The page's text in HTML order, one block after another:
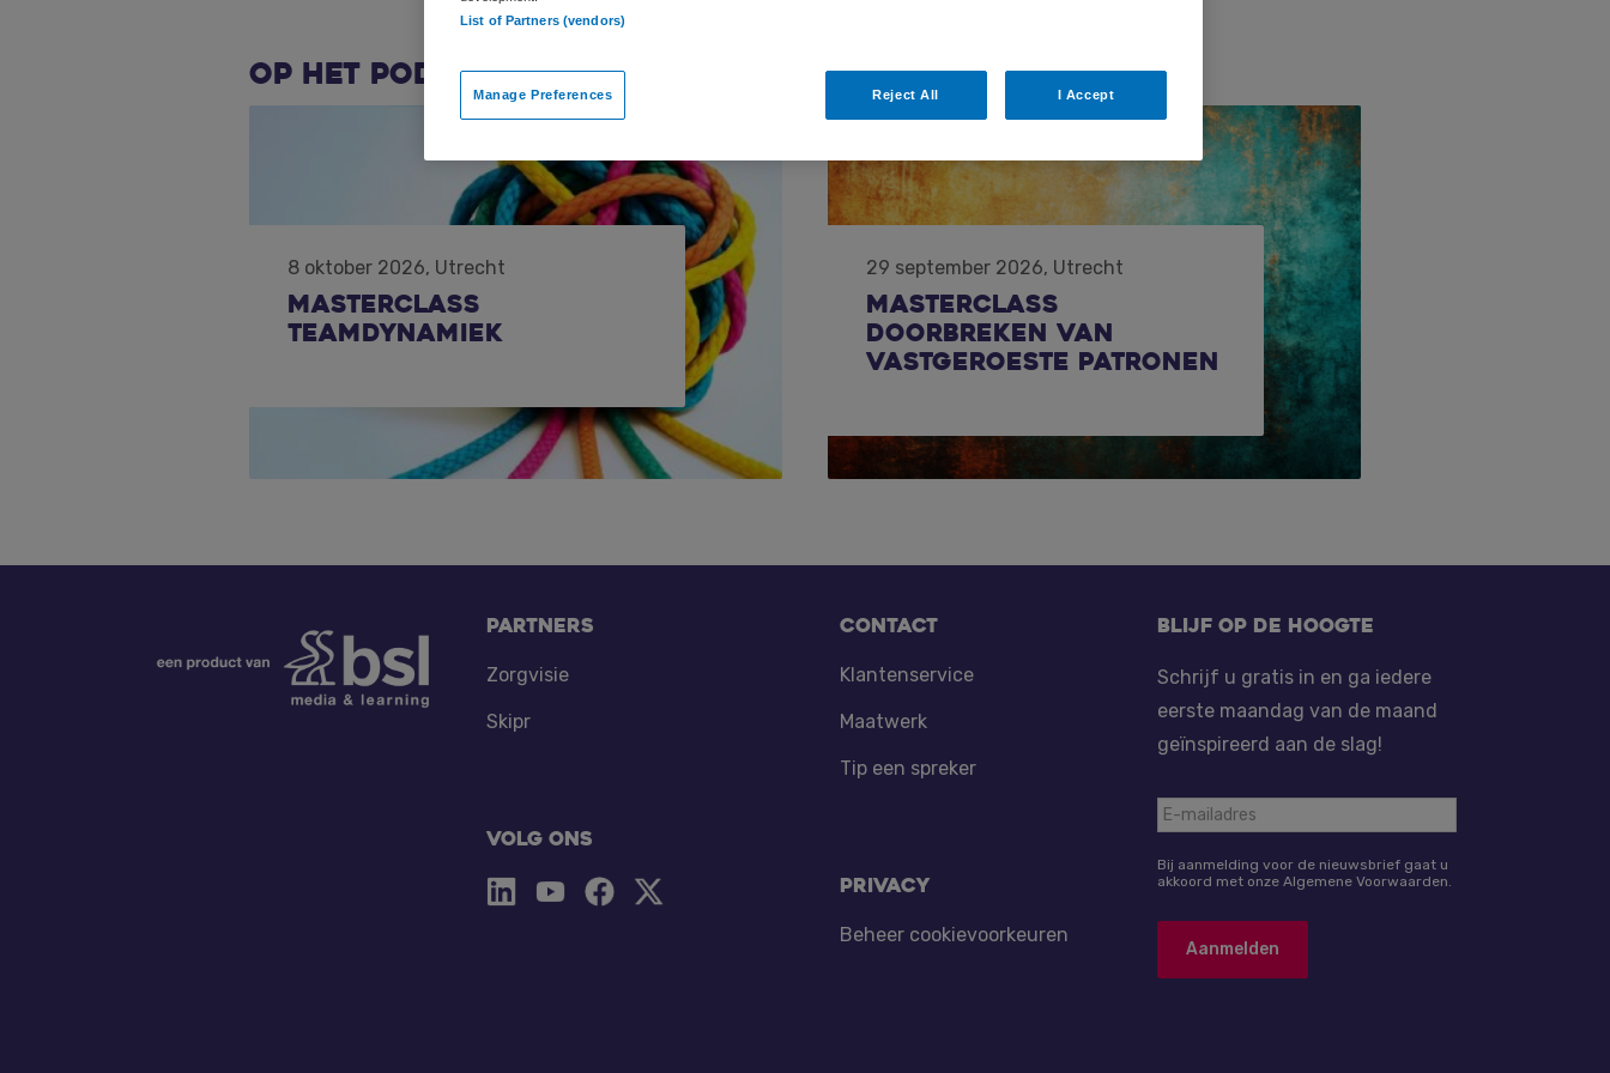
Op het podium van
8 oktober 2026, Utrecht
Masterclass
Teamdynamiek
29 september 2026, Utrecht
Masterclass
Doorbreken van
vastgeroeste patronen
Partners
Zorgvisie
Skipr
Volg ons
Contact
Klantenservice
Maatwerk
Tip een spreker
Privacy
Beheer cookievoorkeuren
Blijf op de hoogte
Schrijf u gratis in en ga iedere
eerste maandag van de maand
geïnspireerd aan de slag!
Bij aanmelding voor de nieuwsbrief gaat u
akkoord met onze Algemene Voorwaarden.
List of Partners (vendors)
Manage Preferences Reject All I Accept